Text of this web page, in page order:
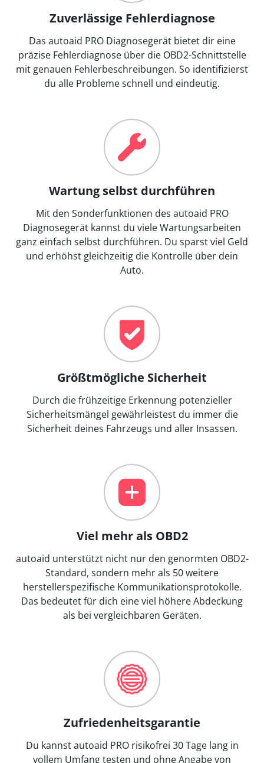
Zuverlässige Fehlerdiagnose
Das autoaid PRO Diagnosegerät bietet dir eine
präzise Fehlerdiagnose über die OBD2-Schnittstelle
mit genauen Fehlerbeschreibungen. So identifizierst
du alle Probleme schnell und eindeutig.
Wartung selbst durchführen
Mit den Sonderfunktionen des autoaid PRO
Diagnosegerät kannst du viele Wartungsarbeiten
ganz einfach selbst durchführen. Du sparst viel Geld
und erhöhst gleichzeitig die Kontrolle über dein
Auto.
Größtmögliche Sicherheit
Durch die frühzeitige Erkennung potenzieller
Sicherheitsmängel gewährleistest du immer die
Sicherheit deines Fahrzeugs und aller Insassen.
Viel mehr als OBD2
autoaid unterstützt nicht nur den genormten OBD2-
Standard, sondern mehr als 50 weitere
herstellerspezifische Kommunikationsprotokolle.
Das bedeutet für dich eine viel höhere Abdeckung
als bei vergleichbaren Geräten.
Zufriedenheitsgarantie
Du kannst autoaid PRO risikofrei 30 Tage lang in
vollem Umfang testen und ohne Angabe von